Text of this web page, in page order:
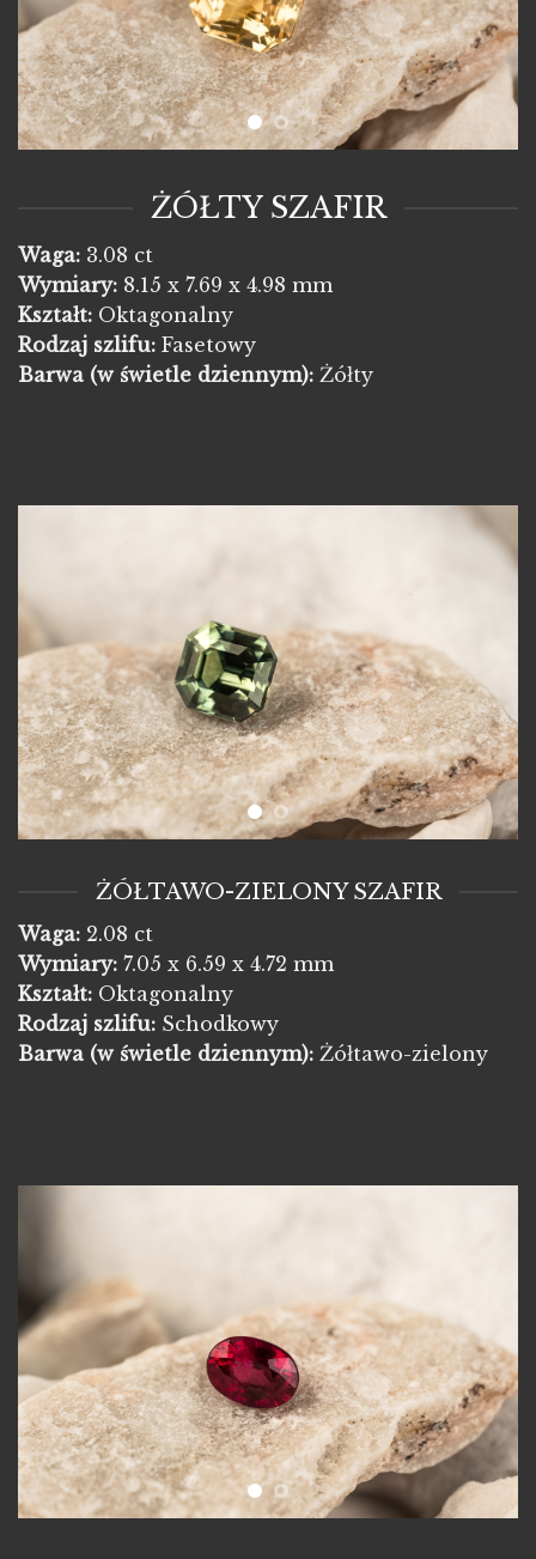
ŻÓŁTY SZAFIR
Waga: 3.08 ct
Wymiary: 8.15 x 7.69 x 4.98 mm
Kształt: Oktagonalny
Rodzaj szlifu: Fasetowy
Barwa (w świetle dziennym): Żółty
ŻÓŁTAWO-ZIELONY SZAFIR
Waga: 2.08 ct
Wymiary: 7.05 x 6.59 x 4.72 mm
Kształt: Oktagonalny
Rodzaj szlifu: Schodkowy
Barwa (w świetle dziennym): Żółtawo-zielony